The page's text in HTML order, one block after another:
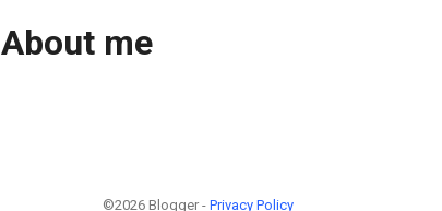
About me
©2026 Blogger - Privacy Policy